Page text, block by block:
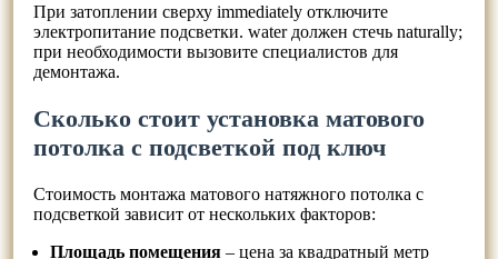
При затоплении сверху immediately отключите
электропитание подсветки. water должен стечь naturally;
при необходимости вызовите специалистов для
демонтажа.
Сколько стоит установка матового
потолка с подсветкой под ключ
Стоимость монтажа матового натяжного потолка с
подсветкой зависит от нескольких факторов:
Площадь помещения – цена за квадратный метр